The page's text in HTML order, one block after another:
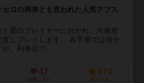
ロの再来とも言われた人気アブス
と黒のプレイヤーに分かれ、六角形
しプレイします。 各手番では自分
、列単位で...
47
お気に入り
174
持ってる